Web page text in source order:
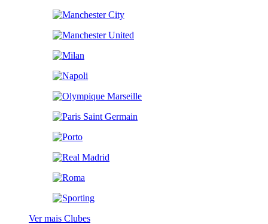
Ver mais Clubes